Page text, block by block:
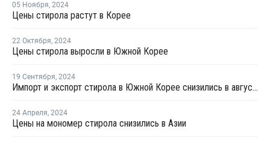
05 Ноября, 2024
Цены стирола растут в Корее
22 Октября, 2024
Цены стирола выросли в Южной Корее
19 Сентября, 2024
Импорт и экспорт стирола в Южной Корее снизились в августе
24 Апреля, 2024
Цены на мономер стирола снизились в Азии